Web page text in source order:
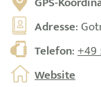
Adresse:
Telefon:+49
Website